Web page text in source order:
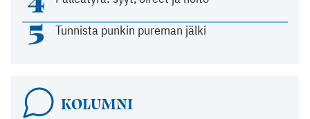
5 Tunnista punkin pureman jälki
KOLUMNI